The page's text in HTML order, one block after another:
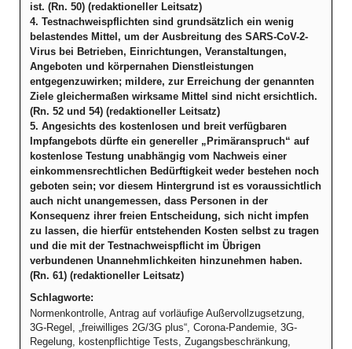
ist. (Rn. 50) (redaktioneller Leitsatz)
4. Testnachweispflichten sind grundsätzlich ein wenig
belastendes Mittel, um der Ausbreitung des SARS-CoV-2-
Virus bei Betrieben, Einrichtungen, Veranstaltungen,
Angeboten und körpernahen Dienstleistungen
entgegenzuwirken; mildere, zur Erreichung der genannten
Ziele gleichermaßen wirksame Mittel sind nicht ersichtlich.
(Rn. 52 und 54) (redaktioneller Leitsatz)
5. Angesichts des kostenlosen und breit verfügbaren
Impfangebots dürfte ein genereller „Primäranspruch“ auf
kostenlose Testung unabhängig vom Nachweis einer
einkommensrechtlichen Bedürftigkeit weder bestehen noch
geboten sein; vor diesem Hintergrund ist es voraussichtlich
auch nicht unangemessen, dass Personen in der
Konsequenz ihrer freien Entscheidung, sich nicht impfen
zu lassen, die hierfür entstehenden Kosten selbst zu tragen
und die mit der Testnachweispflicht im Übrigen
verbundenen Unannehmlichkeiten hinzunehmen haben.
(Rn. 61) (redaktioneller Leitsatz)
Schlagworte:
Normenkontrolle, Antrag auf vorläufige Außervollzugsetzung,
3G-Regel, „freiwilliges 2G/3G plus“, Corona-Pandemie, 3G-
Regelung, kostenpflichtige Tests, Zugangsbeschränkung,